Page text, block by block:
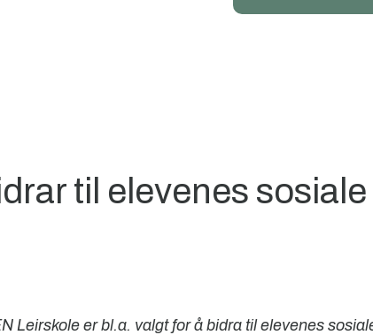
til elevenes sosiale
Leirskole er bl.a. valgt for å bidra til elevenes